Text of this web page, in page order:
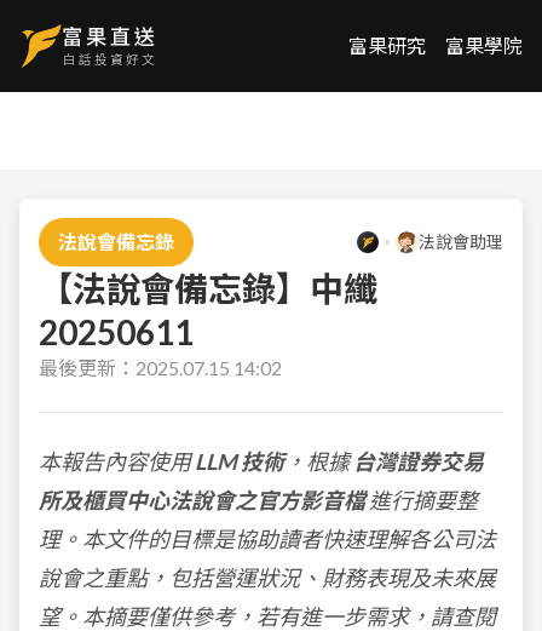
富果研究 富果學院
法說會備忘錄 法說會助理
【法說會備忘錄】中纖
20250611
最後更新： 2025.07.15 14:02
本報告內容使用LLM 技術，根據台灣證券交易
所及櫃買中心法說會之官方影音檔進行摘要整
理。本文件的目標是協助讀者快速理解各公司法
說會之重點，包括營運狀況、財務表現及未來展
望。本摘要僅供參考，若有進一步需求，請查閱